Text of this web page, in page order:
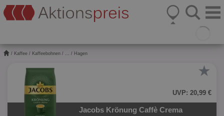
/ Kaffee / Kaffeebohnen / ... / Hagen
★
UVP: 20,99 €
Jacobs Krönung Caffè Crema